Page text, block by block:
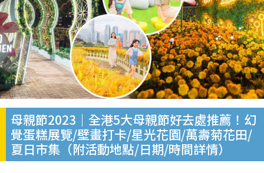
母親節2023｜全港5大母親節好去處推薦！幻
覺蛋糕展覽/壁畫打卡/星光花園/萬壽菊花田/
夏日市集（附活動地點/日期/時間詳情）